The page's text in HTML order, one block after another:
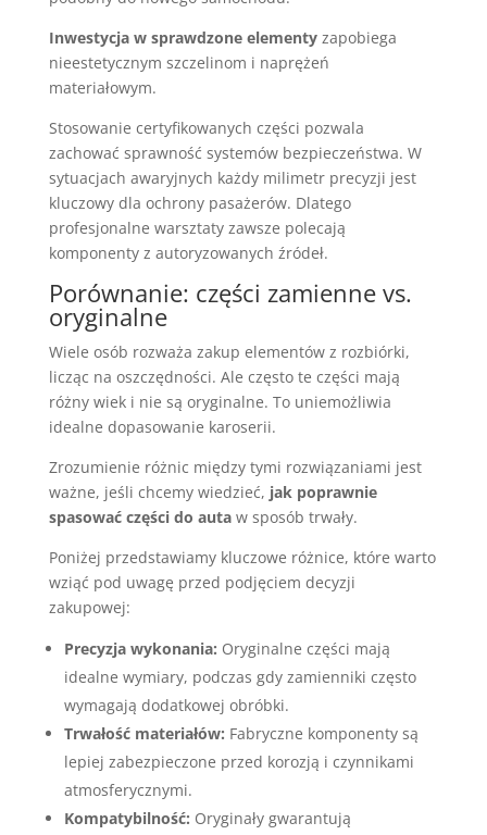
Inwestycja w sprawdzone elementyzapobiega
nieestetycznym szczelinom i naprężeń
materiałowym.
Stosowanie certyfikowanych części pozwala
zachować sprawność systemów bezpieczeństwa. W
sytuacjach awaryjnych każdy milimetr precyzji jest
kluczowy dla ochrony pasażerów. Dlatego
profesjonalne warsztaty zawsze polecają
komponenty z autoryzowanych źródeł.
Porównanie: części zamienne vs.
oryginalne
Wiele osób rozważa zakup elementów z rozbiórki,
licząc na oszczędności. Ale często te części mają
różny wiek i nie są oryginalne. To uniemożliwia
idealne dopasowanie karoserii.
Zrozumienie różnic między tymi rozwiązaniami jest
ważne, jeśli chcemy wiedzieć, jak poprawnie
spasować części do autaw sposób trwały.
Poniżej przedstawiamy kluczowe różnice, które warto
wziąć pod uwagę przed podjęciem decyzji
zakupowej:
Precyzja wykonania: Oryginalne części mają
idealne wymiary, podczas gdy zamienniki często
wymagają dodatkowej obróbki.
Trwałość materiałów: Fabryczne komponenty są
lepiej zabezpieczone przed korozją i czynnikami
atmosferycznymi.
Kompatybilność: Oryginały gwarantują